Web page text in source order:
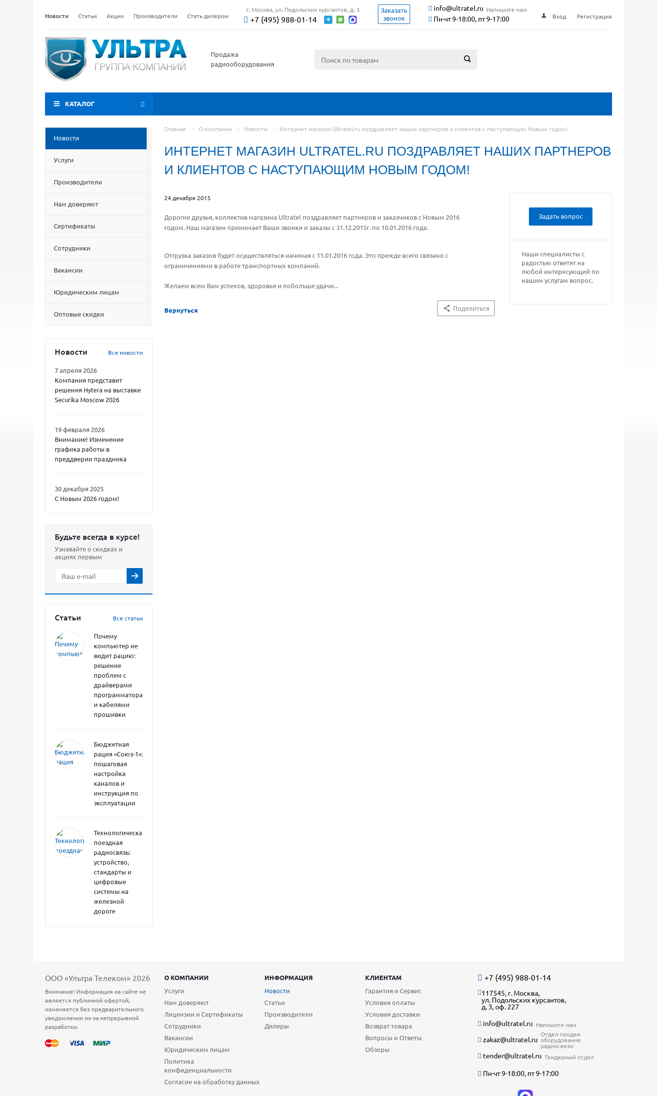
Новости Статьи Акции Производители Стать дилером
г. Москва, ул. Подольских курсантов, д. 3
+7 (495) 988-01-14
Заказать
звонок
info@ultratel.ru Напишите нам
Пн-чт 9-18:00, пт 9-17:00 Вход Регистрация
Продажа
радиооборудования
КАТАЛОГ
Новости
Услуги
Производители
Нам доверяют
Сертификаты
Сотрудники
Вакансии
Юридическим лицам
Оптовые скидки
Новости Все новости
7 апреля 2026
Компания представит
решения Hytera на выставке
Securika Moscow 2026
19 февраля 2026
Внимание! Изменение
графика работы в
преддверии праздника
30 декабря 2025
С Новым 2026 годом!
Будьте всегда в курсе!
Узнавайте о скидках и
акциях первым
Статьи Все статьи
Почему
компьютер не
видит рацию:
решение
проблем с
драйверами
программатора
и кабелями
прошивки
Бюджетная
рация «Союз-1»:
пошаговая
настройка
каналов и
инструкция по
эксплуатации
Технологическая
поездная
радиосвязь:
устройство,
стандарты и
цифровые
системы на
железной
дороге
Главная - О компании - Новости - Интернет магазин Ultratel.ru поздравляет наших партнеров и клиентов с Наступающим Новым годом!
ИНТЕРНЕТ МАГАЗИН ULTRATEL.RU ПОЗДРАВЛЯЕТ НАШИХ ПАРТНЕРОВ
И КЛИЕНТОВ С НАСТУПАЮЩИМ НОВЫМ ГОДОМ!
Задать вопрос
Наши специалисты с
радостью ответят на
любой интересующий по
нашим услугам вопрос.
24 декабря 2015
Дорогие друзья, коллектив магазина Ultratel поздравляет партнеров и заказчиков с Новым 2016
годом. Наш магазин принимает Ваши звонки и заказы с 31.12.2015г. по 10.01.2016 года.
Отгрузка заказов будет осуществляться начиная с 11.01.2016 года. Это прежде всего связано с
ограничениями в работе транспортных компаний.
Желаем всем Вам успехов, здоровья и побольше удачи...
Вернуться Поделиться
ООО «Ультра Телеком» 2026
Внимание! Информация на сайте не
является публичной офертой,
изменяется без предварительного
уведомления из-за непрерывной
разработки.
О КОМПАНИИ ИНФОРМАЦИЯ
КЛИЕНТАМ
Услуги
Нам доверяют
Лицензии и Сертификаты
Сотрудники
Вакансии
Юридическим лицам
Политика
конфиденциальности
Согласие на обработку данных
Новости
Статьи
Производители
Дилеры
Гарантия и Сервис
Условия оплаты
Условия доставки
Возврат товара
Вопросы и Ответы
Обзоры
+7 (495) 988-01-14
117545, г. Москва,
ул. Подольских курсантов,
д. 3, оф. 227
info@ultratel.ru Напишите нам
zakaz@ultratel.ru
Отдел продаж
оборудования
радиосвязи
tender@ultratel.ru Тендерный отдел
Пн-чт 9-18:00, пт 9-17:00